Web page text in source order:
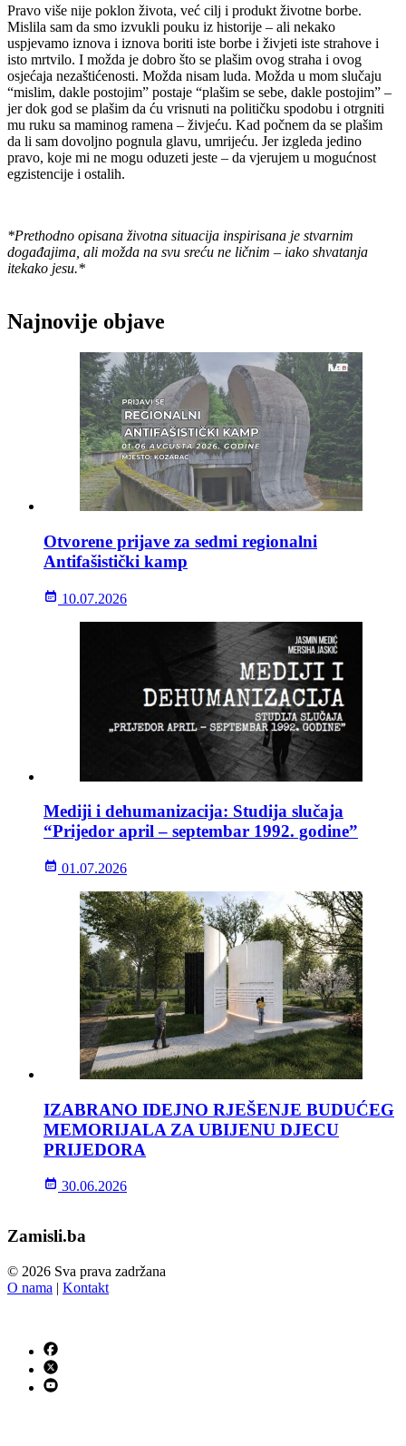
Pravo više nije poklon života, već cilj i produkt životne borbe.
Mislila sam da smo izvukli pouku iz historije – ali nekako
uspjevamo iznova i iznova boriti iste borbe i živjeti iste strahove i
isto mrtvilo. I možda je dobro što se plašim ovog straha i ovog
osjećaja nezaštićenosti. Možda nisam luda. Možda u mom slučaju
“mislim, dakle postojim” postaje “plašim se sebe, dakle postojim” –
jer dok god se plašim da ću vrisnuti na političku spodobu i otrgniti
mu ruku sa maminog ramena – živjeću. Kad počnem da se plašim
da li sam dovoljno pognula glavu, umrijeću. Jer izgleda jedino
pravo, koje mi ne mogu oduzeti jeste – da vjerujem u mogućnost
egzistencije i ostalih.
*Prethodno opisana životna situacija inspirisana je stvarnim
događajima, ali možda na svu sreću ne ličnim – iako shvatanja
itekako jesu.*
Najnovije objave
Otvorene prijave za sedmi regionalni
Antifašistički kamp
10.07.2026
Mediji i dehumanizacija: Studija slučaja
“Prijedor april – septembar 1992. godine”
01.07.2026
IZABRANO IDEJNO RJEŠENJE BUDUĆEG
MEMORIJALA ZA UBIJENU DJECU
PRIJEDORA
30.06.2026
Zamisli.ba
© 2026 Sva prava zadržana
O nama | Kontakt